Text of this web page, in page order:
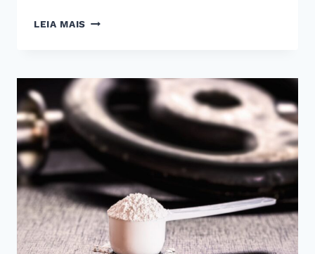
LEIA MAIS SUPLEMENTAÇÃO
VEGETARIANOS